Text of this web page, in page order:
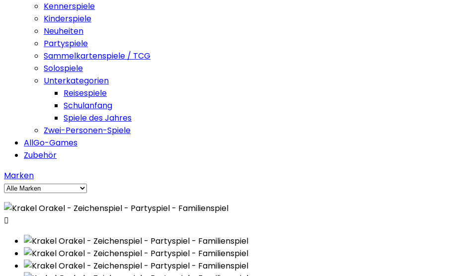
Kennerspiele
Kinderspiele
Neuheiten
Partyspiele
Sammelkartenspiele / TCG
Solospiele
Unterkategorien
Reisespiele
Schulanfang
Spiele des Jahres
Zwei-Personen-Spiele
AllGo-Games
Zubehör
Marken
